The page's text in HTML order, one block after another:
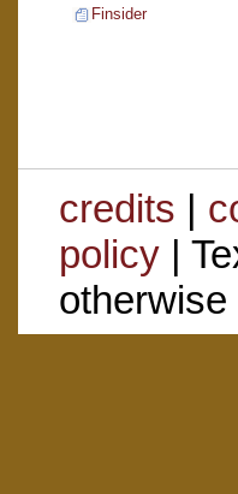
Finsider
credits |
policy|